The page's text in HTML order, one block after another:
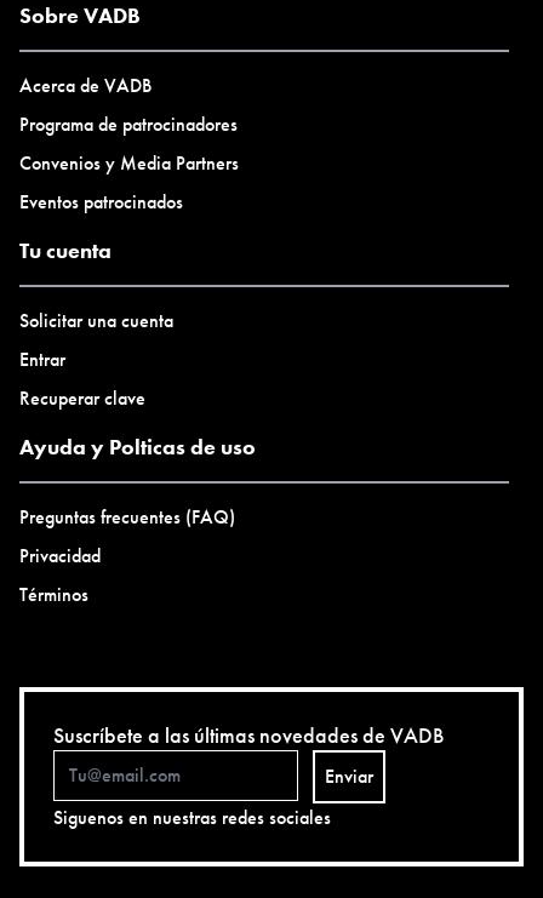
Sobre VADB
Acerca de VADB
Programa de patrocinadores
Convenios y Media Partners
Eventos patrocinados
Tu cuenta
Solicitar una cuenta
Entrar
Recuperar clave
Ayuda y Polticas de uso
Preguntas frecuentes (FAQ)
Privacidad
Términos
Suscríbete a las últimas novedades de VADB
Enviar
Siguenos en nuestras redes sociales